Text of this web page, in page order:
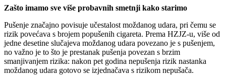
Zašto imamo sve više probavnih smetnji kako starimo
Pušenje značajno povisuje učestalost moždanog udara, pri čemu se
rizik povećava s brojem popušenih cigareta. Prema HZJZ-u, više od
jedne desetine slučajeva moždanog udara povezano je s pušenjem,
no važno je to što je prestanak pušenja povezan s brzim
smanjivanjem rizika: nakon pet godina nepušenja rizik nastanka
moždanog udara gotovo se izjednačava s rizikom nepušača.